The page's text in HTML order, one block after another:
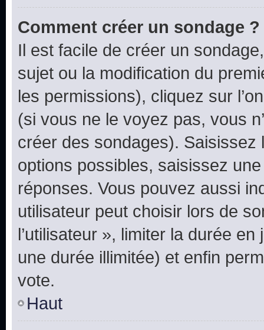
Comment créer un sondage ?
Il est facile de créer un
sujet ou la modification du
les permissions), cliquez sur
(si vous ne le voyez pas, vous
créer des sondages).
options possibles, saisissez
réponses. Vous pouvez aussi
utilisateur peut choisir lors de
l’utilisateur », limiter la durée
une durée illimitée) et enfin
vote.
Haut